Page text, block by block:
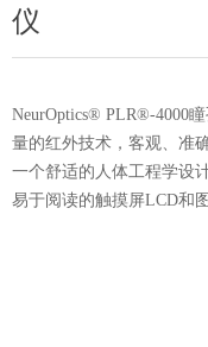
仪
NeurOptics® PLR®-4000
量的红外技术，客观、准
一个舒适的人体工程学设
易于阅读的触摸屏LCD和图